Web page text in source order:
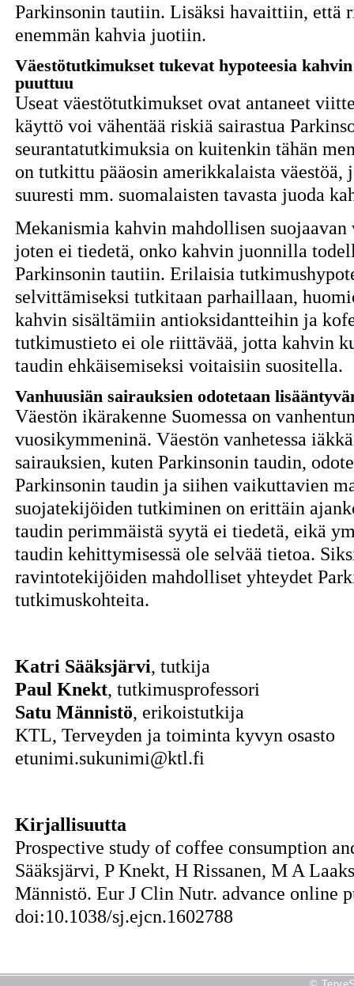
Parkinsonin tautiin. Lisäksi havaittiin, että
enemmän kahvia juotiin.
Väestötutkimukset tukevat hypoteesia
puuttuu
Useat väestötutkimukset ovat antaneet
käyttö voi vähentää riskiä sairastua
seurantatutkimuksia on kuitenkin tähän
on tutkittu pääosin amerikkalaista
suuresti mm. suomalaisten tavasta juoda
Mekanismia kahvin mahdollisen
joten ei tiedetä, onko kahvin juonnilla
Parkinsonin tautiin. Erilaisia
selvittämiseksi tutkitaan parhaillaan,
kahvin sisältämiin antioksidantteihin ja
tutkimustieto ei ole riittävää, jotta kahvin
taudin ehkäisemiseksi voitaisiin suositella.
Vanhuusiän sairauksien odotetaan
Väestön ikärakenne Suomessa on
vuosikymmeninä. Väestön vanhetessa
sairauksien, kuten Parkinsonin taudin,
Parkinsonin taudin ja siihen vaikuttavien
suojatekijöiden tutkiminen on erittäin
taudin perimmäistä syytä ei tiedetä, eikä
taudin kehittymisessä ole selvää tietoa.
ravintotekijöiden mahdolliset yhteydet
tutkimuskohteita.
Katri Sääksjärvi, tutkija
Paul Knekt, tutkimusprofessori
Satu Männistö, erikoistutkija
KTL, Terveyden ja toiminta kyvyn osasto
etunimi.sukunimi@ktl.fi
Kirjallisuutta
Prospective study of coffee consumption
Sääksjärvi, P Knekt, H Rissanen, M A
Männistö. Eur J Clin Nutr. advance online
doi:10.1038/sj.ejcn.1602788